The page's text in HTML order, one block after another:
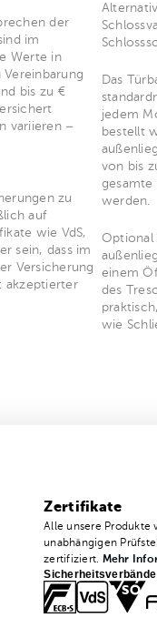
der
im
Werte in
Vereinbarung
bis zu €
variieren –
zu
auf
wie VdS,
sein, dass im
Versicherung
akzeptierter
Das
jedem
bestellt
von bis
gesamte
werden.
Optional
einem
des
wie
Zertifikate
Alle unsere Produkte
unabhängigen
zertifiziert. Mehr